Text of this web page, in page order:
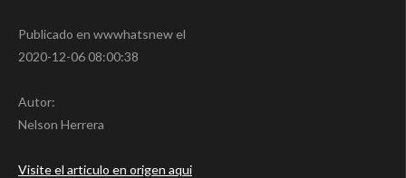
Publicado en wwwhatsnew el
2020-12-06 08:00:38
Autor:
Nelson Herrera
Visite el articulo en origen aqui